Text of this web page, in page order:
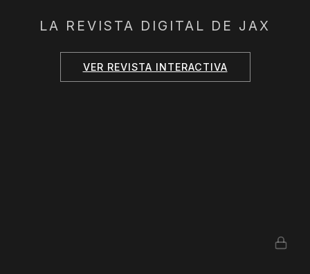
LA REVISTA DIGITAL DE JAX
VER REVISTA INTERACTIVA